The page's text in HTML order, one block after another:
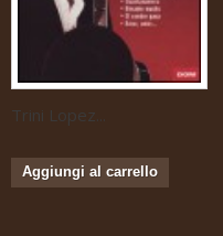
Trini Lopez...
Aggiungi al carrello